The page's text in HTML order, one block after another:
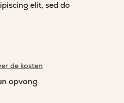
elit, sed do
de kosten
opvang